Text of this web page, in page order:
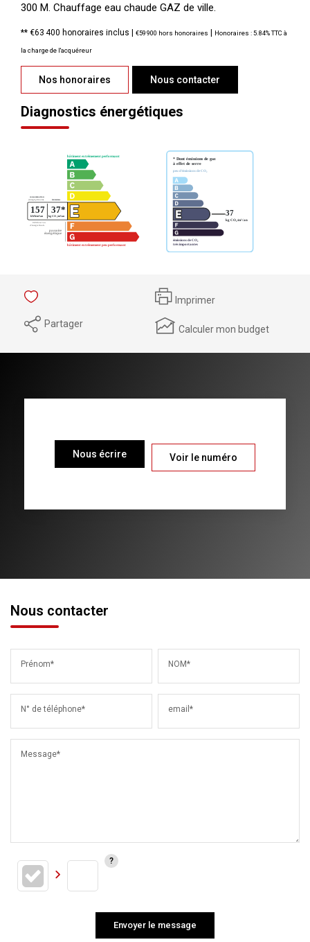
300 M. Chauffage eau chaude GAZ de ville.
** €63 400 honoraires inclus | €59 900 hors honoraires | Honoraires : 5.84% TTC à
la charge de l'acquéreur
Nos honoraires Nous contacter
Diagnostics énergétiques
Imprimer
Partager Calculer mon budget
Nous écrire Voir le numéro
Nous contacter
Prénom* NOM*
N° de téléphone* email*
Message*
Envoyer le message